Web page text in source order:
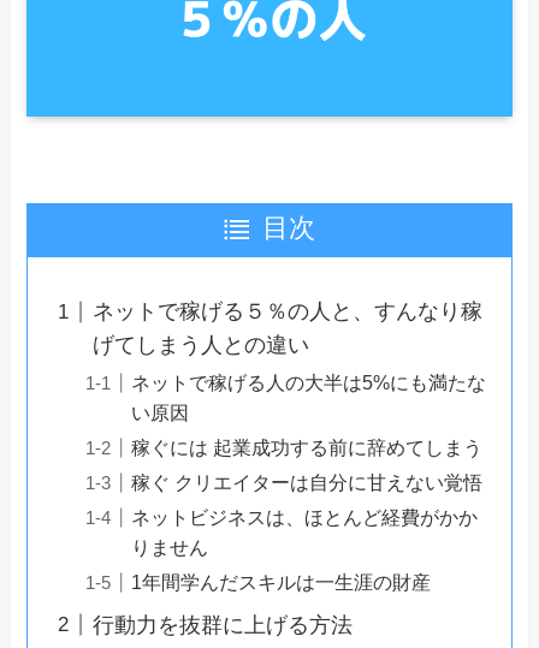
目次
ネットで稼げる５％の人と、すんなり稼
げてしまう人との違い
ネットで稼げる人の大半は5%にも満たな
い原因
稼ぐには 起業成功する前に辞めてしまう
稼ぐ クリエイターは自分に甘えない覚悟
ネットビジネスは、ほとんど経費がかか
りません
1年間学んだスキルは一生涯の財産
行動力を抜群に上げる方法